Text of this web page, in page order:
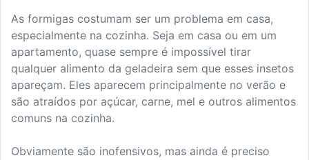
As formigas costumam ser um problema em casa,
especialmente na cozinha. Seja em casa ou em um
apartamento, quase sempre é impossível tirar
qualquer alimento da geladeira sem que esses insetos
apareçam. Eles aparecem principalmente no verão e
são atraídos por açúcar, carne, mel e outros alimentos
comuns na cozinha.
Obviamente são inofensivos, mas ainda é preciso